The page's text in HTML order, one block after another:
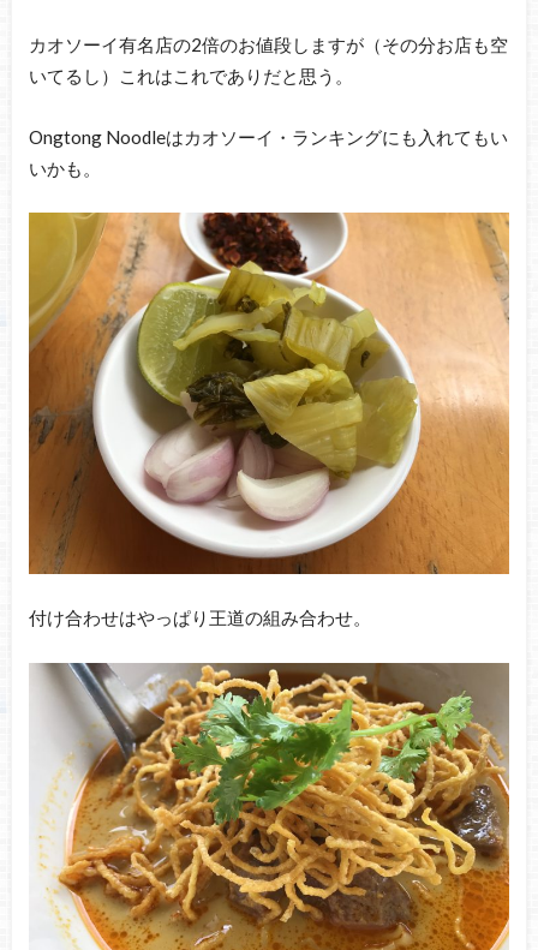
カオソーイ有名店の2倍のお値段しますが（その分お店も空
いてるし）これはこれでありだと思う。
Ongtong Noodleはカオソーイ・ランキングにも入れてもい
いかも。
付け合わせはやっぱり王道の組み合わせ。